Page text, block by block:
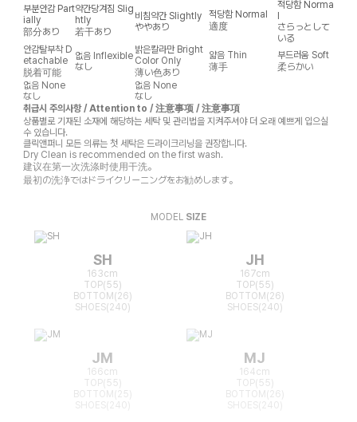
부분안감 Part
ially
部分あり
약간당겨짐 Slig
htly
若干あり
비침약간 Slightly
ややあり
적당함 Normal
適度
적당함 Norma
さらっとして
いる
안감탈부착 D
etachable
脱着可能
없음 Inflexible
なし
밝은칼라만 Bright
Color Only
薄い色あり
얇음 Thin
薄手
부드러움 Soft
柔らかい
없음 None
なし
없음 None
なし
취급시 주의사항 / Attention to / 注意事项 / 注意事項
상품별로 기재된 소재에 해당하는 세탁 및 관리법을 지켜주셔야 더 오래 예쁘게 입으실
수 있습니다.
클릭앤퍼니 모든 의류는 첫 세탁은 드라이크리닝을 권장합니다.
Dry Clean is recommended on the first wash.
建议在第一次洗涤时使用干洗。
最初の洗浄ではドライクリーニングをお勧めします。
MODEL SIZE
SH
163cm
TOP(55)
BOTTOM(26)
SHOES(240)
JH
167cm
TOP(55)
BOTTOM(26)
SHOES(240)
JM
166cm
TOP(55)
BOTTOM(25)
MJ
164cm
TOP(55)
BOTTOM(26)